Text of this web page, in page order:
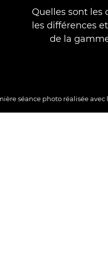
Quelles sont les
les différences
de la
séance photo réalisée avec